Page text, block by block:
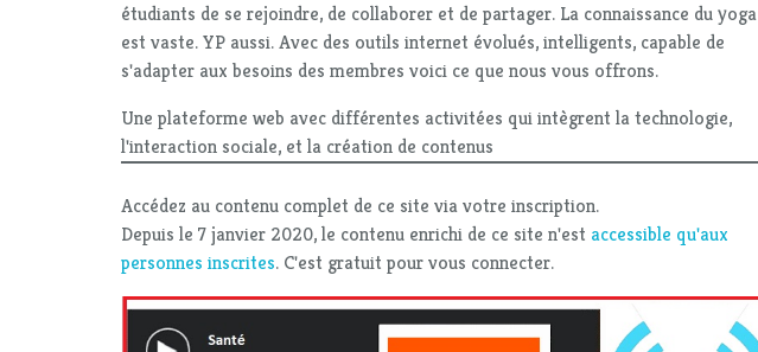
étudiants de se rejoindre, de collaborer et de partager. La connaissance du yoga
est vaste. YP aussi. Avec des outils internet évolués, intelligents, capable de
s'adapter aux besoins des membres voici ce que nous vous offrons.
Une plateforme web avec différentes activitées qui intègrent la technologie,
l'interaction sociale, et la création de contenus
Accédez au contenu complet de ce site via votre inscription.
Depuis le 7 janvier 2020, le contenu enrichi de ce site n'est accessible qu'aux
personnes inscrites. C'est gratuit pour vous connecter.